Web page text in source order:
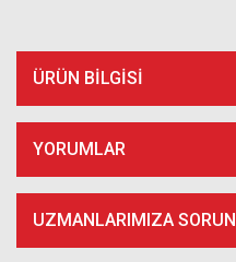
ÜRÜN BILGISI
YORUMLAR
UZMANLARIMIZA SORUN